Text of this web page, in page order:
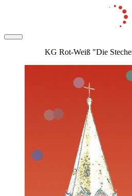
KG Rot-Weiß "Die